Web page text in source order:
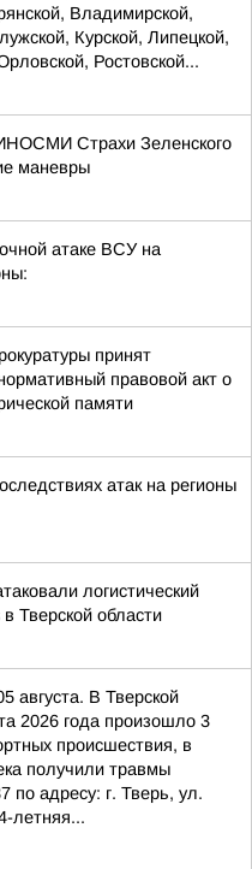
Владимирской,
Курской, Липецкой,
Ростовской...
Страхи Зеленского
маневры
атаке ВСУ на
принят
правовой акт о
памяти
атак на регионы
логистический
Тверской области
августа. В Тверской
2026 года произошло 3
происшествия, в
получили травмы
по адресу: г. Тверь, ул.
летняя...